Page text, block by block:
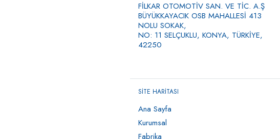
FİLKAR OTOMOTİV SAN. VE TİC. A.Ş
BÜYÜKKAYACIK OSB MAHALLESİ 413
NOLU SOKAK,
NO: 11 SELÇUKLU, KONYA, TÜRKİYE,
42250
SİTE HARİTASI
Ana Sayfa
Kurumsal
Fabrika